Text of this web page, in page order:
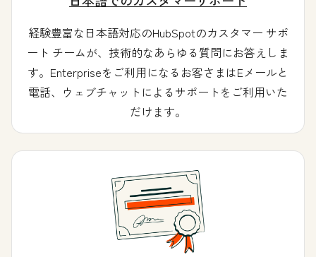
経験豊富な日本語対応のHubSpotのカスタマー サポ
ート チームが、技術的なあらゆる質問にお答えしま
す。Enterpriseをご利用になるお客さまはEメールと
電話、ウェブチャットによるサポートをご利用いた
だけます。